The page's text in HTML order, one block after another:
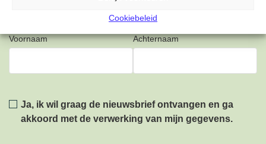
Cookiebeleid
Voornaam Achternaam
Privacy
Ja, ik wil graag de nieuwsbrief ontvangen en ga
akkoord met de verwerking van mijn gegevens.